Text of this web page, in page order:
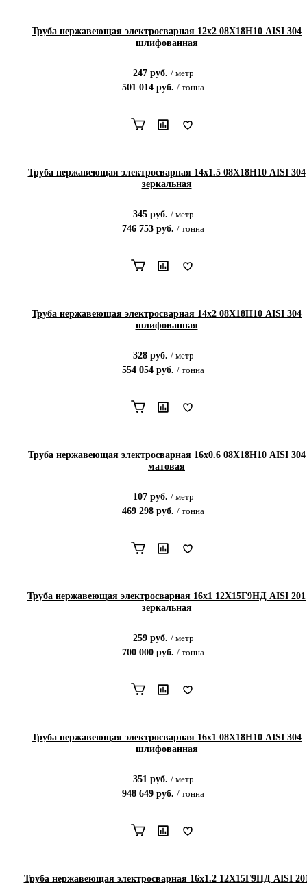
Труба нержавеющая электросварная 12х2 08Х18Н10 AISI 304
шлифованная
247руб. / метр
501 014 руб. / тонна
Труба нержавеющая электросварная 14х1.5 08Х18Н10 AISI 304
зеркальная
345руб. / метр
746 753 руб. / тонна
Труба нержавеющая электросварная 14х2 08Х18Н10 AISI 304
шлифованная
328руб. / метр
554 054 руб. / тонна
Труба нержавеющая электросварная 16х0.6 08Х18Н10 AISI 304
матовая
107руб. / метр
469 298 руб. / тонна
Труба нержавеющая электросварная 16х1 12Х15Г9НД AISI 201
зеркальная
259руб. / метр
700 000 руб. / тонна
Труба нержавеющая электросварная 16х1 08Х18Н10 AISI 304
шлифованная
351руб. / метр
948 649 руб. / тонна
Труба нержавеющая электросварная 16х1.2 12Х15Г9НД AISI